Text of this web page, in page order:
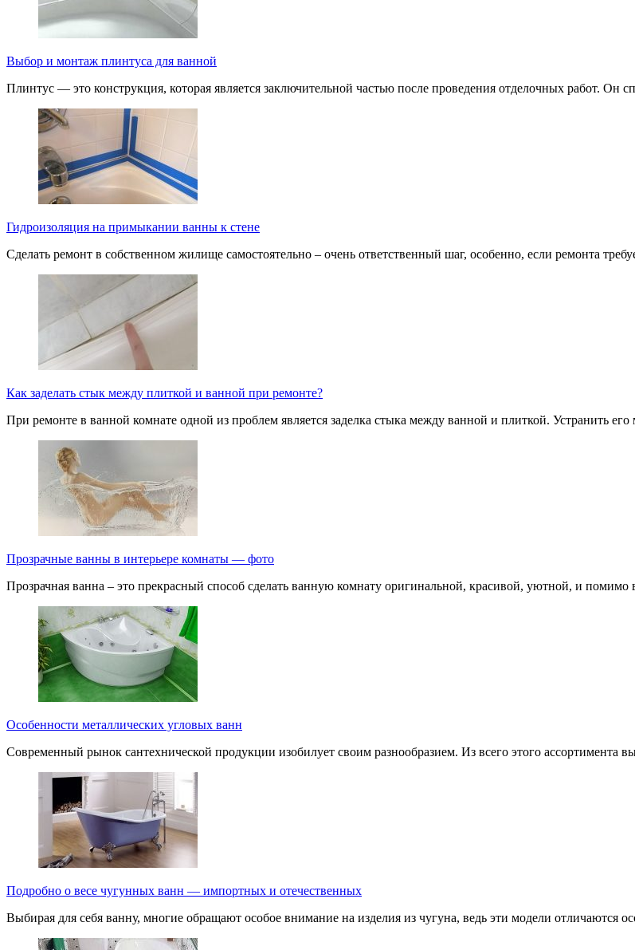
Выбор и монтаж плинтуса для ванной
Плинтус — это конструкция, которая является заключительной частью после проведения отделочных работ. Он
Гидроизоляция на примыкании ванны к стене
Сделать ремонт в собственном жилище самостоятельно – очень ответственный шаг, особенно, если ремонта
Как заделать стык между плиткой и ванной при ремонте?
При ремонте в ванной комнате одной из проблем является заделка стыка между ванной и плиткой. Устранить
Прозрачные ванны в интерьере комнаты — фото
Прозрачная ванна – это прекрасный способ сделать ванную комнату оригинальной, красивой, уютной, и
Особенности металлических угловых ванн
Современный рынок сантехнической продукции изобилует своим разнообразием. Из всего этого ассортимента
Подробно о весе чугунных ванн — импортных и отечественных
Выбирая для себя ванну, многие обращают особое внимание на изделия из чугуна, ведь эти модели отличаются